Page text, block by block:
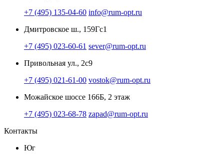
+7 (495) 135-04-60 info@rum-opt.ru
Дмитровское ш., 159Гс1
+7 (495) 023-60-61 sever@rum-opt.ru
Привольная ул., 2с9
+7 (495) 021-61-00 vostok@rum-opt.ru
Можайское шоссе 166Б, 2 этаж
+7 (495) 023-68-78 zapad@rum-opt.ru
Контакты
Юг